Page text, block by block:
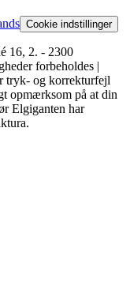
Cookie indstillinger
16, 2. - 2300
forbeholdes |
tryk- og korrekturfejl
opmærksom på at din
Elgiganten har